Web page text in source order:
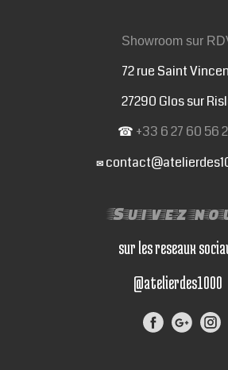
Showroom sur
72 rue Saint
27290 Glos sur
☎ +33 6 27 60 56
✉
Suivez
sur les reseaux
@atelierdes1000